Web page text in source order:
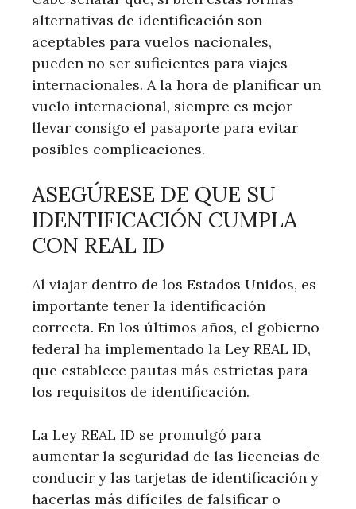
alternativas de identificación son
aceptables para vuelos nacionales,
pueden no ser suficientes para viajes
internacionales. A la hora de planificar un
vuelo internacional, siempre es mejor
llevar consigo el pasaporte para evitar
posibles complicaciones.
ASEGÚRESE DE QUE SU
IDENTIFICACIÓN CUMPLA
CON REAL ID
Al viajar dentro de los Estados Unidos, es
importante tener la identificación
correcta. En los últimos años, el gobierno
federal ha implementado la Ley REAL ID,
que establece pautas más estrictas para
los requisitos de identificación.
La Ley REAL ID se promulgó para
aumentar la seguridad de las licencias de
conducir y las tarjetas de identificación y
hacerlas más difíciles de falsificar o